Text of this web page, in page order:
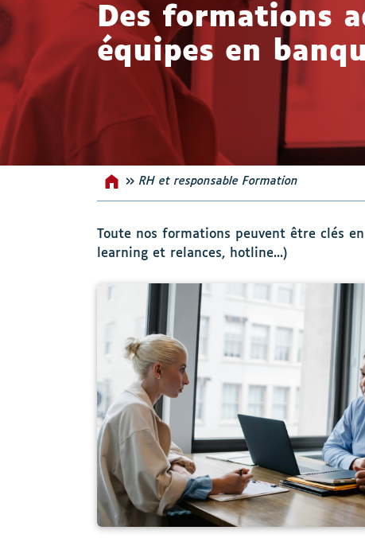
Des formations
équipes en
Accueil
» RH et responsable Formation
Toute nos formations peuvent être clés
learning et relances, hotline...)